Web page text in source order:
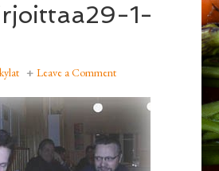
1-
Leave a Comment